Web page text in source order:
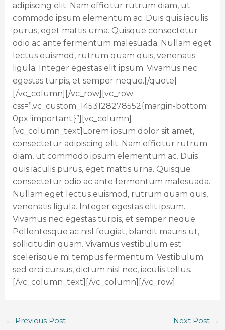
adipiscing elit. Nam efficitur rutrum diam, ut
commodo ipsum elementum ac. Duis quis iaculis
purus, eget mattis urna. Quisque consectetur
odio ac ante fermentum malesuada. Nullam eget
lectus euismod, rutrum quam quis, venenatis
ligula. Integer egestas elit ipsum. Vivamus nec
egestas turpis, et semper neque.[/quote]
[/vc_column][/vc_row][vc_row
css=”.vc_custom_1453128278552{margin-bottom:
0px !important;}”][vc_column]
[vc_column_text]Lorem ipsum dolor sit amet,
consectetur adipiscing elit. Nam efficitur rutrum
diam, ut commodo ipsum elementum ac. Duis
quis iaculis purus, eget mattis urna. Quisque
consectetur odio ac ante fermentum malesuada.
Nullam eget lectus euismod, rutrum quam quis,
venenatis ligula. Integer egestas elit ipsum.
Vivamus nec egestas turpis, et semper neque.
Pellentesque ac nisl feugiat, blandit mauris ut,
sollicitudin quam. Vivamus vestibulum est
scelerisque mi tempus fermentum. Vestibulum
sed orci cursus, dictum nisl nec, iaculis tellus.
[/vc_column_text][/vc_column][/vc_row]
← Previous Post Next Post →